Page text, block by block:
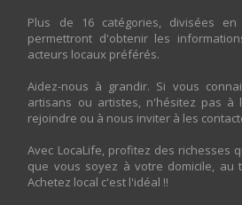
Plus de 16 catégories, divisées en
permettront d'obtenir les
acteurs locaux préférés.
Aidez-nous à grandir. Si vous
artisans ou artistes, n'hésitez pas à
rejoindre ou à nous inviter à les
Avec LocaLife, profitez des richesses
que vous soyez à votre domicile, au
Achetez local c'est l'idéal !!